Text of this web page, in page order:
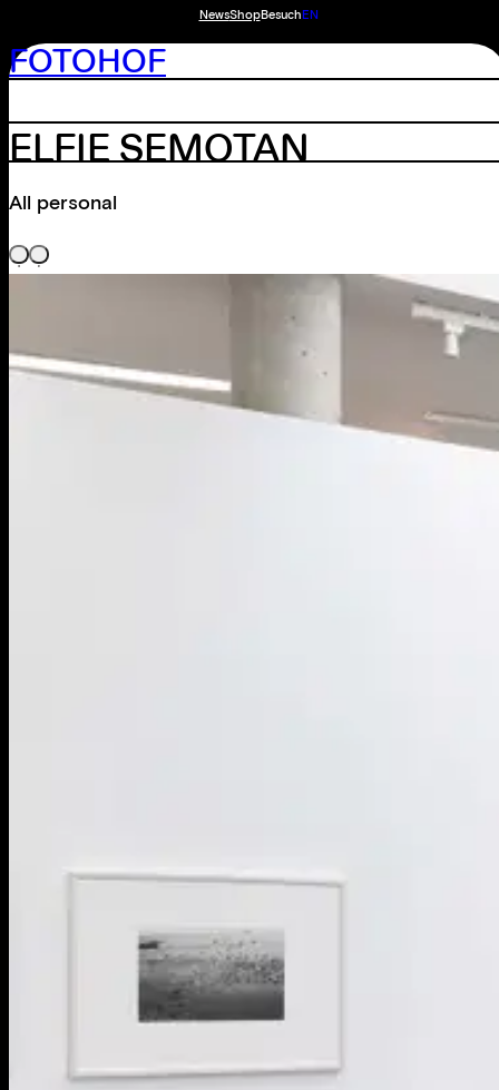
NewsShopBesuchEN
FOTOHOF
ELFIE SEMOTAN
All personal